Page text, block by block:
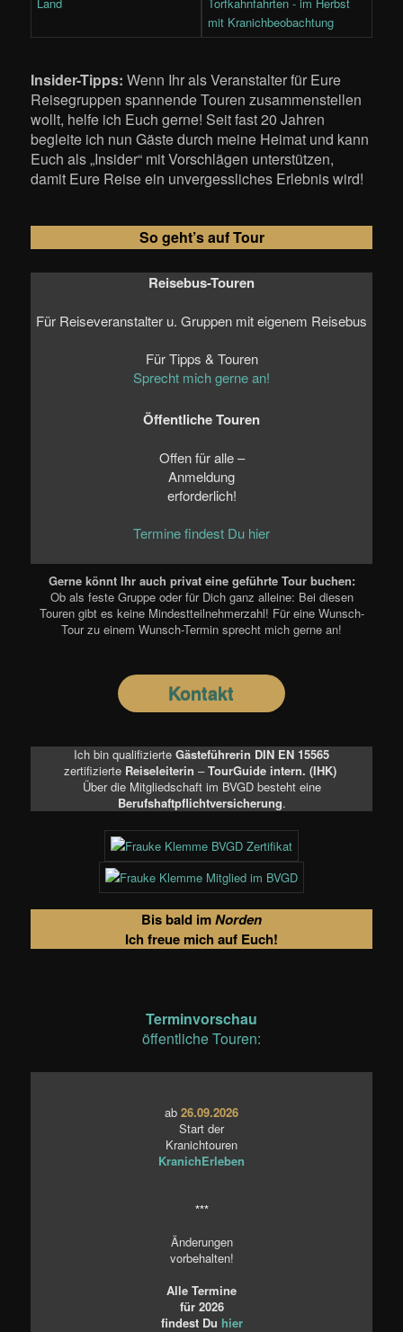
Insider-Tipps:Wenn Ihr als Veranstalter für Eure
Reisegruppen spannende Touren zusammenstellen
wollt, helfe ich Euch gerne! Seit fast 20 Jahren
begleite ich nun Gäste durch meine Heimat und kann
Euch als „Insider“ mit Vorschlägen unterstützen,
damit Eure Reise ein unvergessliches Erlebnis wird!
So geht’s auf Tour
Reisebus-Touren
Für Reiseveranstalter u. Gruppen mit eigenem Reisebus
Für Tipps & Touren
Sprecht mich gerne an!
Öffentliche Touren
Offen für alle –
Anmeldung
erforderlich!
Termine findest Du hier
Gerne könnt Ihr auch privat eine geführte Tour buchen:
Ob als feste Gruppe oder für Dich ganz alleine: Bei diesen
Touren gibt es keine Mindestteilnehmerzahl! Für eine Wunsch-
Tour zu einem Wunsch-Termin sprecht mich gerne an!
Kontakt
Ich bin qualifizierte Gästeführerin DIN EN 15565
zertifizierteReiseleiterin –TourGuide intern. (IHK)
Über die Mitgliedschaft im BVGD besteht eine
Berufshaftpflichtversicherung.
Bis bald imNorden
Ich freue mich auf Euch!
Terminvorschau
öffentliche Touren:
ab 26.09.2026
Start der
Kranichtouren
KranichErleben
***
Änderungen
vorbehalten!
Alle Termine
für 2026
findest Du hier